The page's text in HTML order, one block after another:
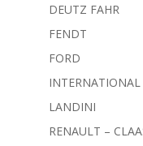
DEUTZ FAHR
FENDT
FORD
INTERNATIONAL
LANDINI
RENAULT –